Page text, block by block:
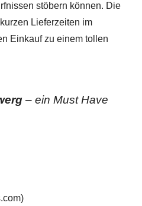
stöbern können. Die
Lieferzeiten im
Einkauf zu einem tollen
– ein Must Have